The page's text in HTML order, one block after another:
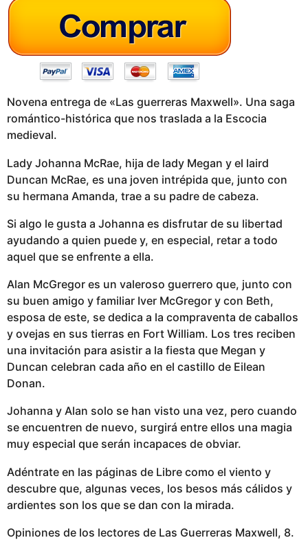
g
Novena entrega de «Las guerreras Maxwell». Una saga
romántico-histórica que nos traslada a la Escocia
medieval.
Lady Johanna McRae, hija de lady Megan y el laird
Duncan McRae, es una joven intrépida que, junto con
su hermana Amanda, trae a su padre de cabeza.
Si algo le gusta a Johanna es disfrutar de su libertad
ayudando a quien puede y, en especial, retar a todo
aquel que se enfrente a ella.
Alan McGregor es un valeroso guerrero que, junto con
su buen amigo y familiar Iver McGregor y con Beth,
esposa de este, se dedica a la compraventa de caballos
y ovejas en sus tierras en Fort William. Los tres reciben
una invitación para asistir a la fiesta que Megan y
Duncan celebran cada año en el castillo de Eilean
Donan.
Johanna y Alan solo se han visto una vez, pero cuando
se encuentren de nuevo, surgirá entre ellos una magia
muy especial que serán incapaces de obviar.
Adéntrate en las páginas de Libre como el viento y
descubre que, algunas veces, los besos más cálidos y
ardientes son los que se dan con la mirada.
Opiniones de los lectores de Las Guerreras Maxwell, 8.